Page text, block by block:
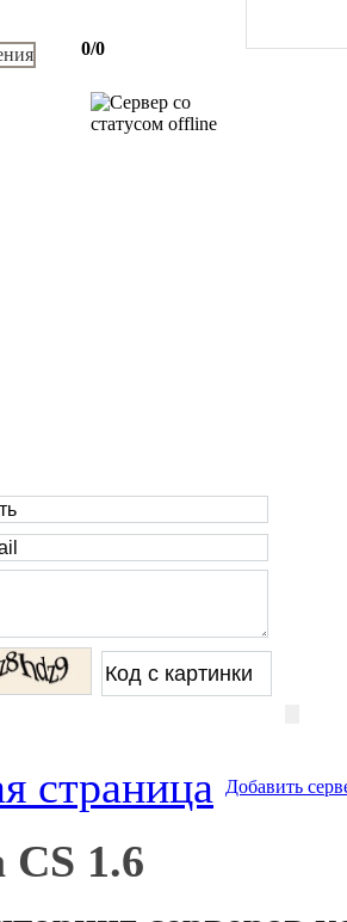
0/0
страница Добавить
CS 1.6